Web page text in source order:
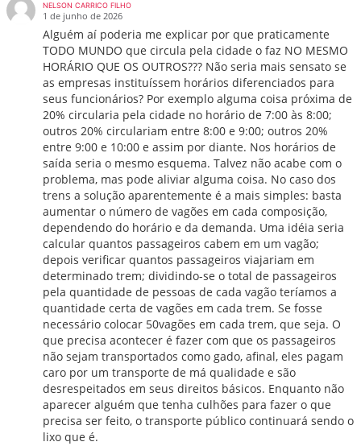
NELSON CARRICO FILHO
1 de junho de 2026
Alguém aí poderia me explicar por que praticamente
TODO MUNDO que circula pela cidade o faz NO MESMO
HORÁRIO QUE OS OUTROS??? Não seria mais sensato se
as empresas instituíssem horários diferenciados para
seus funcionários? Por exemplo alguma coisa próxima de
20% circularia pela cidade no horário de 7:00 às 8:00;
outros 20% circulariam entre 8:00 e 9:00; outros 20%
entre 9:00 e 10:00 e assim por diante. Nos horários de
saída seria o mesmo esquema. Talvez não acabe com o
problema, mas pode aliviar alguma coisa. No caso dos
trens a solução aparentemente é a mais simples: basta
aumentar o número de vagões em cada composição,
dependendo do horário e da demanda. Uma idéia seria
calcular quantos passageiros cabem em um vagão;
depois verificar quantos passageiros viajariam em
determinado trem; dividindo-se o total de passageiros
pela quantidade de pessoas de cada vagão teríamos a
quantidade certa de vagões em cada trem. Se fosse
necessário colocar 50vagões em cada trem, que seja. O
que precisa acontecer é fazer com que os passageiros
não sejam transportados como gado, afinal, eles pagam
caro por um transporte de má qualidade e são
desrespeitados em seus direitos básicos. Enquanto não
aparecer alguém que tenha culhões para fazer o que
precisa ser feito, o transporte público continuará sendo o
lixo que é.